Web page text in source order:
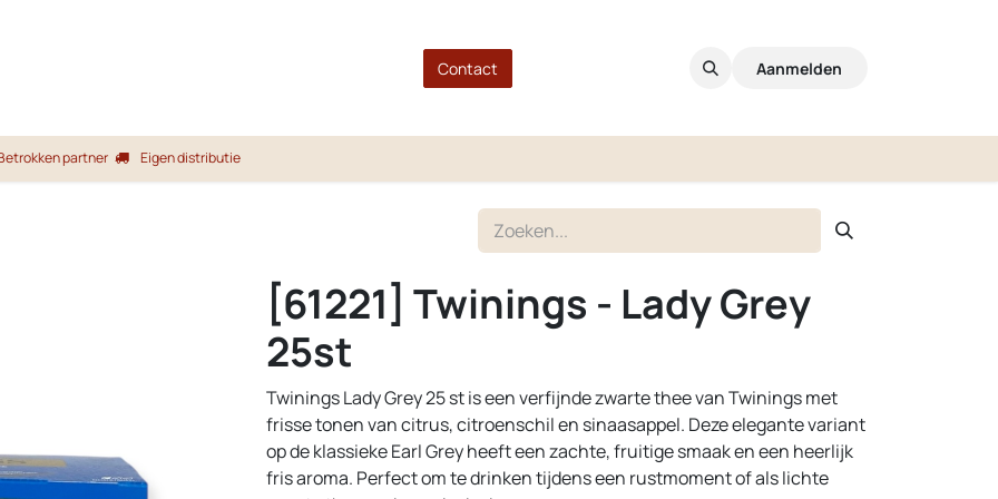
Contact Aanmelden
partner Eigen distributie
[61221] Twinings - Lady Grey
25st
Twinings Lady Grey 25 st is een verfijnde zwarte thee van Twinings met
frisse tonen van citrus, citroenschil en sinaasappel. Deze elegante variant
op de klassieke Earl Grey heeft een zachte, fruitige smaak en een heerlijk
fris aroma. Perfect om te drinken tijdens een rustmoment of als lichte